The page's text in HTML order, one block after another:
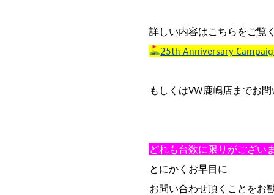
詳しい内容はこちらをご覧
25th Anniversary
もしくはVW鹿嶋店までお
どれも台数に限りがござい
とにかくお早目に
お問い合わせ頂くことをお